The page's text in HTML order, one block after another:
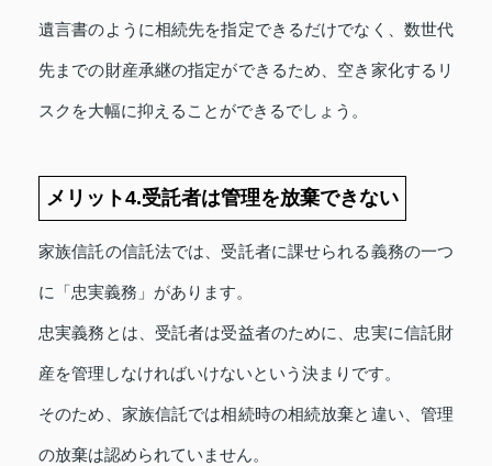
遺言書のように相続先を指定できるだけでなく、数世代
先までの財産承継の指定ができるため、空き家化するリ
スクを大幅に抑えることができるでしょう。
メリット4.受託者は管理を放棄できない
家族信託の信託法では、受託者に課せられる義務の一つ
に「忠実義務」があります。
忠実義務とは、受託者は受益者のために、忠実に信託財
産を管理しなければいけないという決まりです。
そのため、家族信託では相続時の相続放棄と違い、管理
の放棄は認められていません。